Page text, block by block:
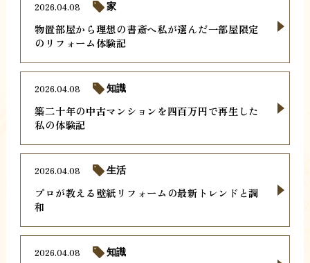
物置部屋から理想の書斎へ私が選んだ一部屋限定
のリフォーム体験記
2026.04.08 家
築二十年の中古マンションを四百万円で再生した
私の体験記
2026.04.08 知識
プロが教える壁紙リフォームの最新トレンドと調
和
2026.04.08 生活
2026.04.08 知識